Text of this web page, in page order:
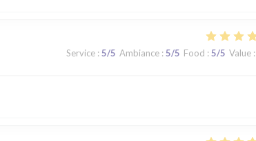
Service: 5/5 Ambiance: 5/5 Food : 5/5 Value: